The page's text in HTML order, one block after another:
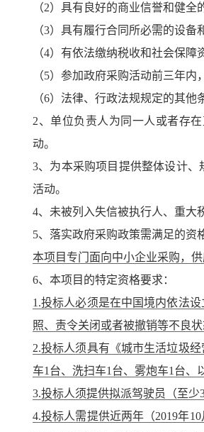
（2）具有良好的商业信誉和健全
（3）具有履行合同所必需的设备
（4）有依法缴纳税收和社会保障
（5）参加政府采购活动前三年
（6）法律、行政法规规定的其他
2、单位负责人为同一人或者存
动。
3、为本采购项目提供整体设计
活动。
4、未被列入失信被执行人、重大
5、落实政府采购政策需满足的资
本项目专门面向中小企业采购，
6、本项目的特定资格要求：
1.投标人必须是在中国境内依法
照、责令关闭或者被撤销等不良
2.投标人须具有《城市生活垃圾
车1台、洗扫车1台、雾炮车1台
3.投标人须提供拟派驾驶员（至
4.投标人需提供近两年（2019年